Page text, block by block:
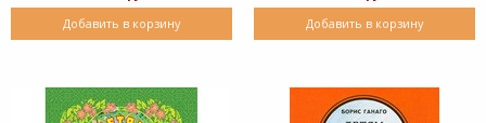
Добавить в корзину
Добавить в корзину